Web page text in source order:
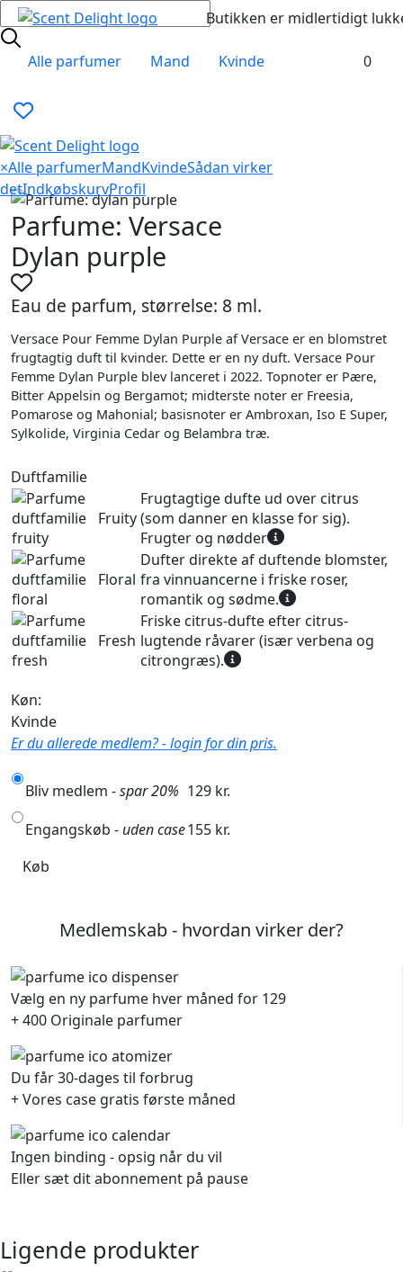
Butikken er midlertidigt
Alle parfumer Mand Kvinde 0
×Alle parfumerMandKvindeSådan virker
detIndkøbskurvProfil
Parfume: Versace
Dylan purple
Eau de parfum, størrelse: 8 ml.
Versace Pour Femme Dylan Purple af Versace er en blomstret
frugtagtig duft til kvinder. Dette er en ny duft. Versace Pour
Femme Dylan Purple blev lanceret i 2022. Topnoter er Pære,
Bitter Appelsin og Bergamot; midterste noter er Freesia,
Pomarose og Mahonial; basisnoter er Ambroxan, Iso E Super,
Sylkolide, Virginia Cedar og Belambra træ.
Duftfamilie
Fruity
Frugtagtige dufte ud over citrus
(som danner en klasse for sig).
Frugter og nødder
Floral
Dufter direkte af duftende blomster,
fra vinnuancerne i friske roser,
romantik og sødme.
Fresh
Friske citrus-dufte efter citrus-
lugtende råvarer (især verbena og
citrongræs).
Køn:
Kvinde
Er du allerede medlem? - login for din pris.
Bliv medlem -spar 20% 129 kr.
Engangskøb - uden case155 kr.
Køb
Medlemskab - hvordan virker der?
Vælg en ny parfume hver måned for 129
+ 400 Originale parfumer
Du får 30-dages til forbrug
+ Vores case gratis første måned
Ingen binding - opsig når du vil
Eller sæt dit abonnement på pause
Ligende produkter